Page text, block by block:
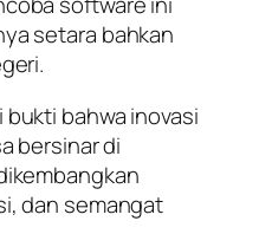
setara bahkan
bahwa inovasi
bersinar di
dan semangat